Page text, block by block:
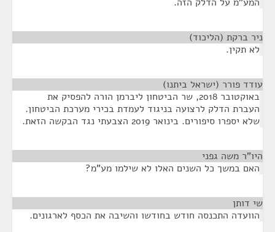
ניר ברקת (הליכוד)
לא תקין.
עודד פורר (ישראל ביתנו)
באוקטובר 2018, שר הביטחון ליברמן הורה להפסיק את
העברת הדלק לרצועה בניגוד לעמדת בכירי מערכת הביטחון.
שלא יספרו סיפורים. בינואר 2019 הצבעתי נגד הבקשה הזאת.
היו"ר משה גפני
האם במשך כל השנים האלו לא שילמו מע"מ?
שי דותן
הוועדה התכנסה חודש בחודשו והשיבה את הכסף לארגונים.